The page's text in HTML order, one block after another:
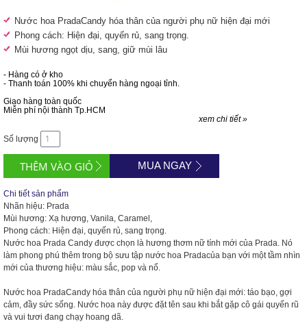
Nước hoa PradaCandy hóa thân của người phụ nữ hiện đại mới
Phong cách: Hiện đại, quyến rủ, sang trọng.
Mùi hương ngọt dịu, sang, giữ mùi lâu
- Hàng có ở kho
- Thanh toán 100% khi chuyển hàng ngoại tỉnh.
Giao hàng toàn quốc
Miễn phí nội thành Tp.HCM
xem chi tiết »
Số lượng
MUA NGAY
Chi tiết sản phẩm
Nhãn hiệu: Prada
Mùi hương: Xạ hương, Vanila, Caramel,
Phong cách: Hiện đại, quyến rủ, sang trọng.
Nước hoa Prada Candy được chọn là hương thơm nữ tính mới của Prada. Nó
làm phong phú thêm trong bộ sưu tập nước hoa Pradacủa bạn với một tầm nhìn
mới của thương hiệu: màu sắc, pop và nổ.
Nước hoa PradaCandy hóa thân của người phụ nữ hiện đại mới: táo bạo, gợi
cảm, đầy sức sống. Nước hoa này được đặt tên sau khi bắt gặp cô gái quyến rũ
và vui tươi đang chạy hoang dã.